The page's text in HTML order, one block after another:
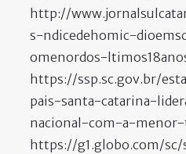
http://
s-ndicedehomic-
omenordos-
https://ssp.sc.gov.br/
pais-santa-catarina-
nacional-com-a-
https://g1.globo.com/